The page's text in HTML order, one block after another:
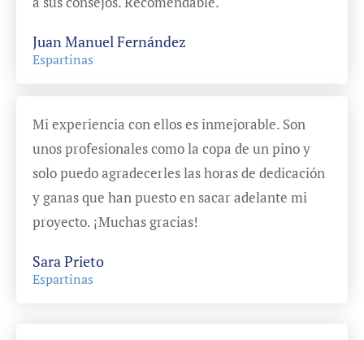
Juan Manuel Fernández
Espartinas
Mi experiencia con ellos es inmejorable. Son
unos profesionales como la copa de un pino y
solo puedo agradecerles las horas de dedicación
y ganas que han puesto en sacar adelante mi
proyecto. ¡Muchas gracias!
Sara Prieto
Espartinas